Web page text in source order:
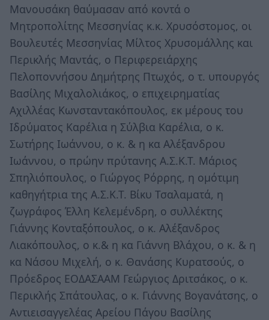
Μανουσάκη θαύμασαν από κοντά ο
Μητροπολίτης Μεσσηνίας κ.κ. Χρυσόστομος, οι
Βουλευτές Μεσσηνίας Μίλτος Χρυσομάλλης και
Περικλής Μαντάς, ο Περιφερειάρχης
Πελοποννήσου Δημήτρης Πτωχός, ο τ. υπουργός
Βασίλης Μιχαλολιάκος, ο επιχειρηματίας
Αχιλλέας Κωνσταντακόπουλος, εκ μέρους του
Ιδρύματος Καρέλια η Σύλβια Καρέλια, ο κ.
Σωτήρης Ιωάννου, ο κ. & η κα Αλέξανδρου
Ιωάννου, ο πρώην πρύτανης Α.Σ.Κ.Τ. Μάριος
Σπηλιόπουλος, ο Γιώργος Ρόρρης, η ομότιμη
καθηγήτρια της Α.Σ.Κ.Τ. Βίκυ Τσαλαματά, η
ζωγράφος Έλλη Κελεμένδρη, ο συλλέκτης
Γιάννης Κονταξόπουλος, ο κ. Αλέξανδρος
Λιακόπουλος, ο κ.& η κα Γιάννη Βλάχου, ο κ. & η
κα Νάσου Μιχελή, ο κ. Θανάσης Κυρατσούς, ο
Πρόεδρος ΕΟΔΑΣΑΑΜ Γεώργιος Δριτσάκος, ο κ.
Περικλής Σπάτουλας, ο κ. Γιάννης Βογανάτσης, ο
Αντιεισαγγελέας Αρείου Πάγου Βασίλης